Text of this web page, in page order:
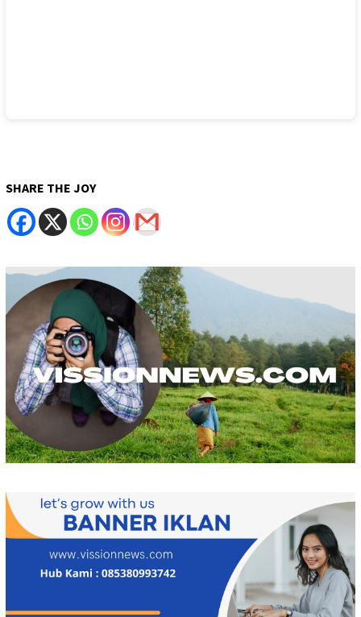
SHARE THE JOY